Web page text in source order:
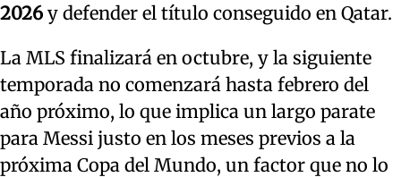
2026 y defender el título conseguido en Qatar.
La MLS finalizará en octubre, y la siguiente
temporada no comenzará hasta febrero del
año próximo, lo que implica un largo parate
para Messi justo en los meses previos a la
próxima Copa del Mundo, un factor que no lo